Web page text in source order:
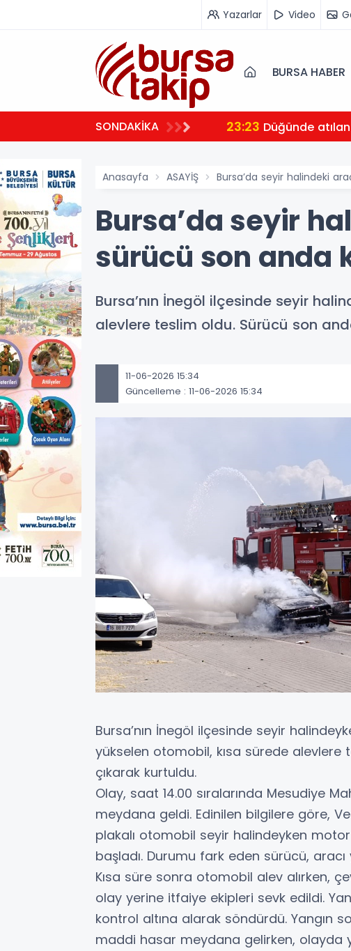
Yazarlar Video
BURSA HABER
SONDAKİKA
Ankara’ya sevk edildi 23:23 Düğünde
Anasayfa ASAYİŞ Bursa’da seyir halindeki
Bursa’da seyir
sürücü son anda
Bursa’nın İnegöl ilçesinde seyir
alevlere teslim oldu. Sürücü son
11-06-2026 15:34
Güncelleme : 11-06-2026 15:34
Bursa’nın İnegöl ilçesinde seyir
yükselen otomobil, kısa sürede
çıkarak kurtuldu.
Olay, saat 14.00 sıralarında Mesudiye
meydana geldi. Edinilen bilgilere göre,
plakalı otomobil seyir halindeyken
başladı. Durumu fark eden sürücü,
Kısa süre sonra otomobil alev alırken,
olay yerine itfaiye ekipleri sevk edildi.
kontrol altına alarak söndürdü. Yangın
maddi hasar meydana gelirken, olayda